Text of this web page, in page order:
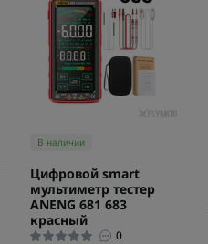
В наличии
Цифровой smart
мультиметр тестер
ANENG 681 683
красный
0